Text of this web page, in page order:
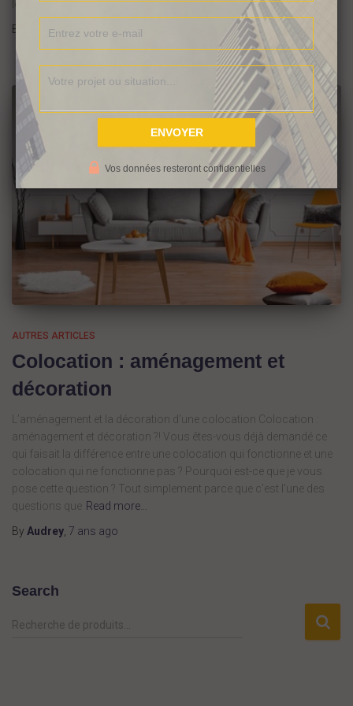
logements et Read more…
By
Audrey,6 ansago
AUTRES ARTICLES
Colocation : aménagement et
décoration
L’aménagement et la décoration d’une colocation Colocation :
aménagement et décoration ?! Vous êtes-vous déjà demandé ce
qui faisait la différence entre une colocation qui fonctionne et une
colocation qui ne fonctionne pas ? Pourquoi est-ce que je vous
pose cette question ? Tout simplement parce que c’est l’une des
questions que Read more…
By Audrey 7 ans ago
Search
RRecherche de produits…
Vos données resteront confidentielles